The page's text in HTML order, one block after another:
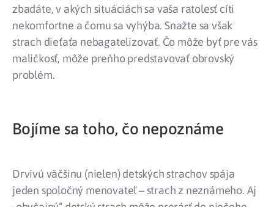
zbadáte, v akých situáciách sa vaša ratolesť cíti
nekomfortne a čomu sa vyhýba. Snažte sa však
strach dieťaťa nebagatelizovať. Čo môže byť pre vás
maličkosť, môže preňho predstavovať obrovský
problém.
Bojíme sa toho, čo nepoznáme
Drvivú väčšinu (nielen) detských strachov spája
jeden spoločný menovateľ – strach z neznámeho. Aj